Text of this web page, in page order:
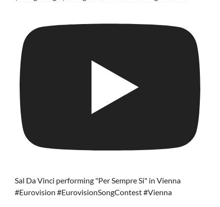
Sal Da Vinci performing "Per Sempre Si" in Vienna
#Eurovision #EurovisionSongContest #Vienna